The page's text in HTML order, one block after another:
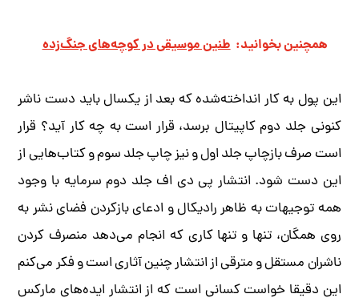
همچنین بخوانید: طنین موسیقی در کوچه‌های جنگ‌زده
این پول به کار انداخته‌شده که بعد از یکسال باید دست ناشر
کنونی جلد دوم کاپیتال برسد، قرار است به چه کار آید؟ قرار
است صرف بازچاپ جلد اول و نیز چاپ جلد سوم و کتاب‌هایی از
این دست شود. انتشار پی دی اف جلد دوم سرمایه با وجود
همه‌ توجیهات به ظاهر رادیکال و ادعای بازکردن فضای نشر به
روی همگان، تنها و تنها کاری که انجام می‌دهد منصرف کردن
ناشران مستقل و مترقی از انتشار چنین آثاری است و فکر می‌کنم
این دقیقا خواست کسانی است که از انتشار ایده‌های مارکس